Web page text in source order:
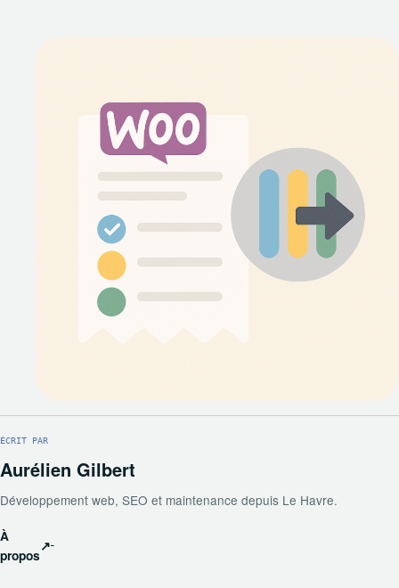
ÉCRIT PAR
Aurélien Gilbert
Développement web, SEO et maintenance depuis Le Havre.
À
propos
↗